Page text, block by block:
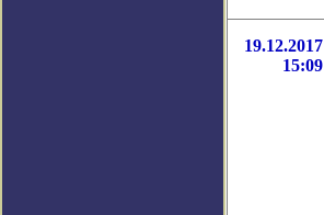
19.12.2017
15:09